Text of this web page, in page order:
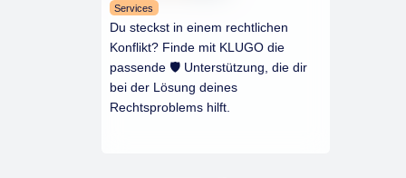
Services
Du steckst in einem rechtlichen
Konflikt? Finde mit KLUGO die
passende 🛡️ Unterstützung, die dir
bei der Lösung deines
Rechtsproblems hilft.